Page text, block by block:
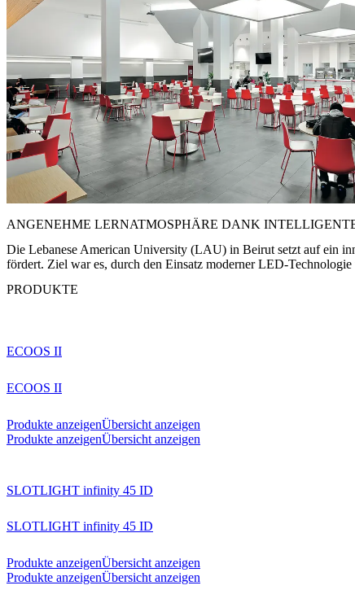
ANGENEHME LERNATMOSPHÄRE DANK
Die Lebanese American University (LAU) in Beirut setzt auf ein
fördert. Ziel war es, durch den Einsatz moderner LED-
PRODUKTE
ECOOS II
ECOOS II
Produkte anzeigenÜbersicht anzeigen
Produkte anzeigenÜbersicht anzeigen
SLOTLIGHT infinity 45 ID
SLOTLIGHT infinity 45 ID
Produkte anzeigenÜbersicht anzeigen
Produkte anzeigenÜbersicht anzeigen